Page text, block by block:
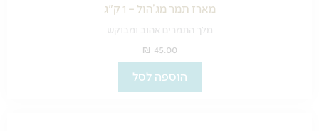
מארז תמר מג’הול – 1 ק"ג
מלך התמרים אהוב ומבוקש
₪ 45.00
הוספה לסל